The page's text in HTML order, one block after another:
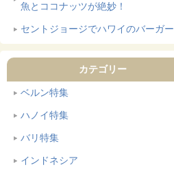
魚とココナッツが絶妙！
セントジョージでハワイのバーガー
カテゴリー
ベルン特集
ハノイ特集
バリ特集
インドネシア